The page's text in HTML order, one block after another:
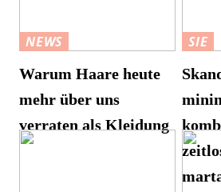
NEWS
Warum Haare heute
mehr über uns
verraten als Kleidung
SIE